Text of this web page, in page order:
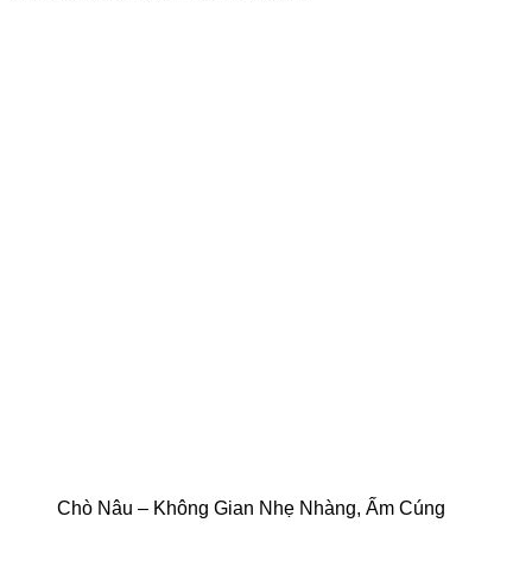
Chò Nâu – Không Gian Nhẹ Nhàng, Ấm Cúng